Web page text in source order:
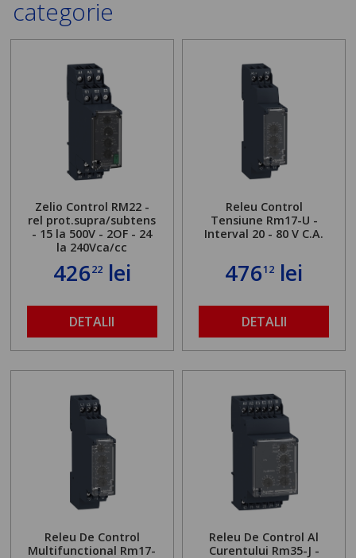
categorie
Zelio Control RM22 -
rel prot.supra/subtens
- 15 la 500V - 2OF - 24
la 240Vca/cc
42622lei
DETALII
Releu Control
Tensiune Rm17-U -
Interval 20 - 80 V C.A.
47612 lei
DETALII
Releu De Control
Multifunctional Rm17-
Releu De Control Al
Curentului Rm35-J -